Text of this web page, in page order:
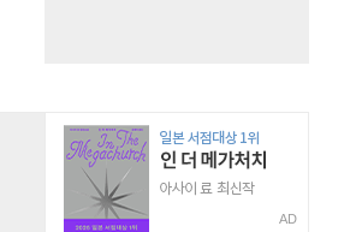
AD